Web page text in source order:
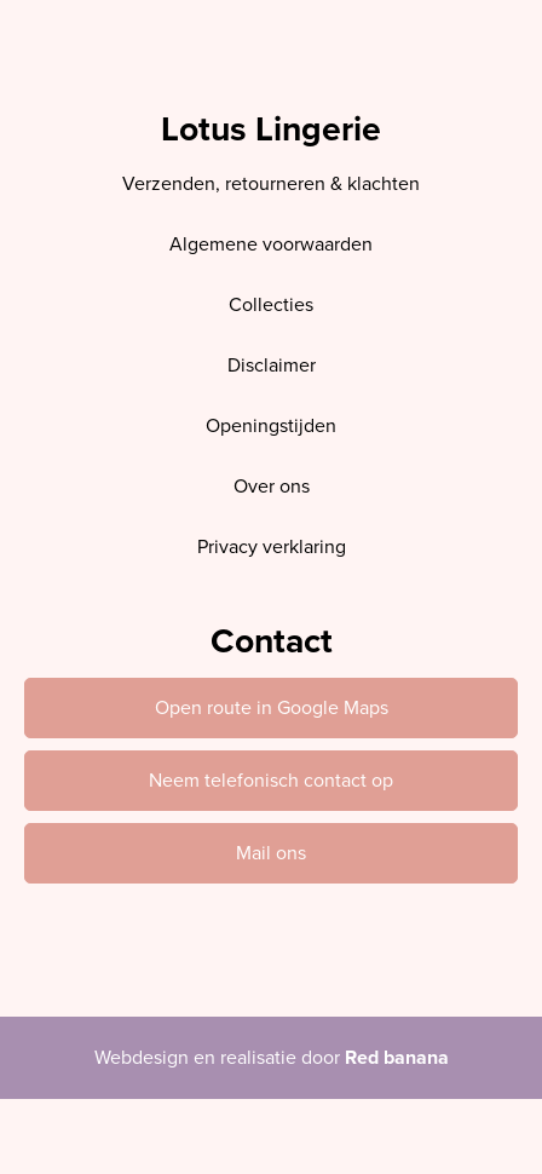
Lotus Lingerie
Verzenden, retourneren & klachten
Algemene voorwaarden
Collecties
Disclaimer
Openingstijden
Over ons
Privacy verklaring
Contact
Open route in Google Maps
Neem telefonisch contact op
Mail ons
Webdesign en realisatie door Red banana